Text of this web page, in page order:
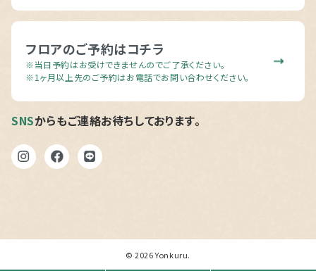
フロアのご予約はコチラ
※当日予約はお受けできませんのでご了承ください。
※1ヶ月以上先のご予約はお電話でお問い合わせください。
SNSからもご連絡お待ちしております。
© 2026Yonkuru.